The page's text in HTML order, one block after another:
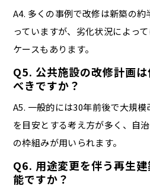
A4. 多くの事例で改修は新築の
っていますが、劣化状況によっ
ケースもあります。
Q5. 公共施設の改修計画
べきですか？
A5. 一般的には30年前後で大規
を目安とする考え方が多く、自
の枠組みが用いられます。
Q6. 用途変更を伴う再生
能ですか？